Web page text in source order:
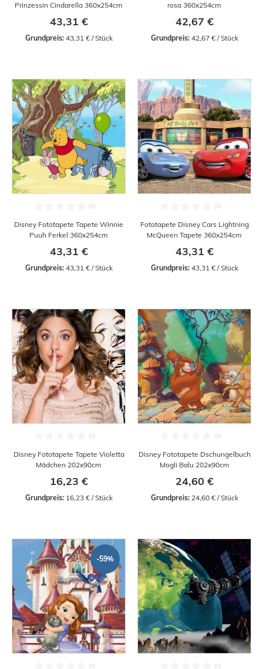
Prinzessin Cindarella 360x254cm
43,31 €
Grundpreis: 43,31 € / Stück
rosa 360x254cm
42,67 €
Grundpreis: 42,67 € / Stück
Disney Fototapete Tapete Winnie
Puuh Ferkel 360x254cm
43,31 €
Grundpreis: 43,31 € / Stück
Fototapete Disney Cars Lightning
McQueen Tapete 360x254cm
43,31 €
Grundpreis: 43,31 € / Stück
Disney Fototapete Tapete Violetta
Mädchen 202x90cm
16,23 €
Grundpreis: 16,23 € / Stück
Disney Fototapete Dschungelbuch
Mogli Balu 202x90cm
24,60 €
Grundpreis: 24,60 € / Stück
-59%